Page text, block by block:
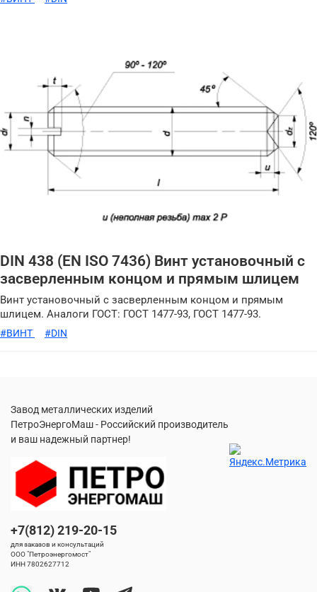
DIN 438 (EN ISO 7436) Винт установочный с
засверленным концом и прямым шлицем
Винт установочный с засверленным концом и прямым
шлицем. Аналоги ГОСТ: ГОСТ 1477-93, ГОСТ 1477-93.
#ВИНТ #DIN
+7(812) 219-20-15
для заказов и консультаций
ООО "Петроэнергомост"
ИНН 7802627712
Завод металлических изделий
ПетроЭнергоМаш - Российский производитель
и ваш надежный партнер!